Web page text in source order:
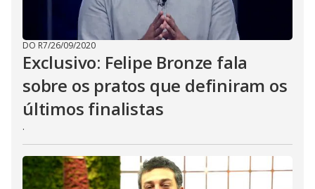
DO R7/26/09/2020
Exclusivo: Felipe Bronze fala
sobre os pratos que definiram os
últimos finalistas
.